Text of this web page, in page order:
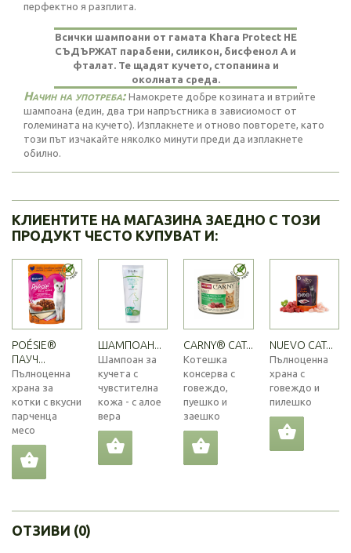
перфектно я разплита.
Всички шампоани от гамата Khara Protect НЕ
СЪДЪРЖАТ парабени, силикон, бисфенол А и
фталат. Те щадят кучето, стопанина и
околната среда.
Начин на употреба: Намокрете добре козината и втрийте
шампоана (един, два три напръстника в зависиомост от
големината на кучето). Изплакнете и отново повторете, като
този път изчакайте няколко минути преди да изплакнете
обилно.
КЛИЕНТИТЕ НА МАГАЗИНА ЗАЕДНО С ТОЗИ
ПРОДУКТ ЧЕСТО КУПУВАТ И:
POÉSIE®
ПАУЧ...
Пълноценна
храна за
котки с вкусни
парченца
месо
ШАМПОАН...
Шампоан за
кучета с
чувстителна
кожа - с алое
вера
CARNY® CAT...
Котешка
консерва с
говеждо,
пуешко и
заешко
NUEVO CAT...
Пълноценна
храна с
говеждо и
пилешко
ОТЗИВИ (0)